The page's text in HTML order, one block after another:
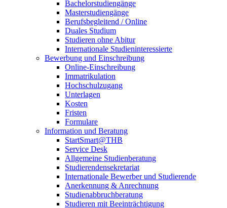
Bachelorstudiengänge
Masterstudiengänge
Berufsbegleitend / Online
Duales Studium
Studieren ohne Abitur
Internationale Studieninteressierte
Bewerbung und Einschreibung
Online-Einschreibung
Immatrikulation
Hochschulzugang
Unterlagen
Kosten
Fristen
Formulare
Information und Beratung
StartSmart@THB
Service Desk
Allgemeine Studienberatung
Studierendensekretariat
Internationale Bewerber und Studierende
Anerkennung & Anrechnung
Studienabbruchberatung
Studieren mit Beeinträchtigung